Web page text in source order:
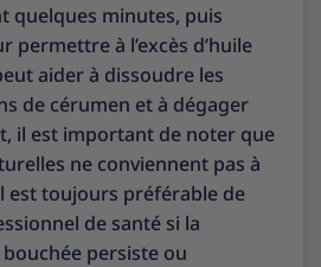
quelques minutes, puis
permettre à l’excès d’huile
aider à dissoudre les
de cérumen et à dégager
il est important de noter que
ne conviennent pas à
est toujours préférable de
de santé si la
persiste ou